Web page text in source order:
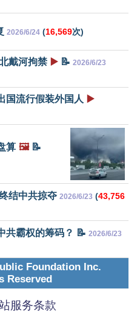
2026/6/24 (16,569次)
戴河拘禁 ▶️ 📝 2026/6/23
国流行假装外国人 ▶️
算 🖼️📝
结中共掠夺 2026/6/23 (43,756
共霸权的筹码？ 📝 2026/6/23
Foundation Inc.
Reserved
服务条款